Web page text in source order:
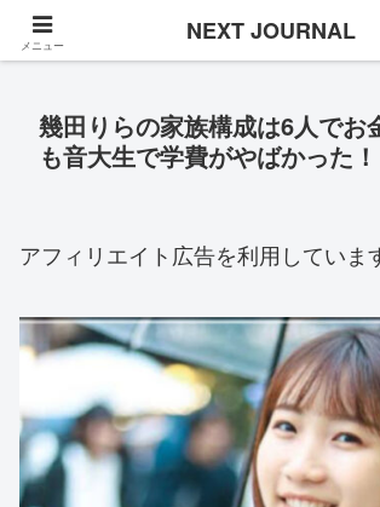
Once in a while
幾田りらの家族構成は6人でお
も音大生で学費がやばかった！
アフィリエイト広告を利用していま
メニュー NEXT JOURNAL